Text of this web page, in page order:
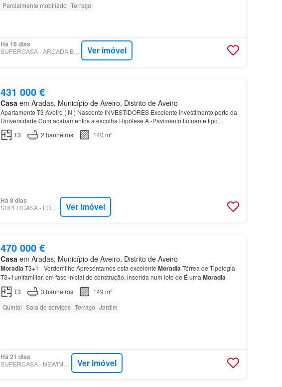
Parcialmente mobiliado Terraço
Há 16 dias
SUPERCASA - ARCADA BAIRRO DO LICEU Ver imóvel
431 000 €
Casa em Aradas, Município de Aveiro, Distrito de Aveiro
Apartamento T3 Aveiro ( N ) Nascente INVESTIDORES Excelente investimento perto da
Universidade Com acabamentos a escolha Hipótese A -Pavimento flutuante tipo
’wincanders’ ’Wood Start SPC’, ref…
T3 2 banheiros 140 m²
Há 8 dias
SUPERCASA - LOVEHOUSE Ver imóvel
470 000 €
Casaem Aradas, Município de Aveiro, Distrito de Aveiro
MoradiaT3+1 - Verdemilho Apresentamos esta excelente MoradiaTérrea de Tipologia
T3+1unifamiliar, em fase inicial de construção, inserida num lote de É uma Moradia
T3 3 banheiros
149 m²
Quintal Sala de serviços Terraço Jardim
Há 21 dias
Ver imóvel